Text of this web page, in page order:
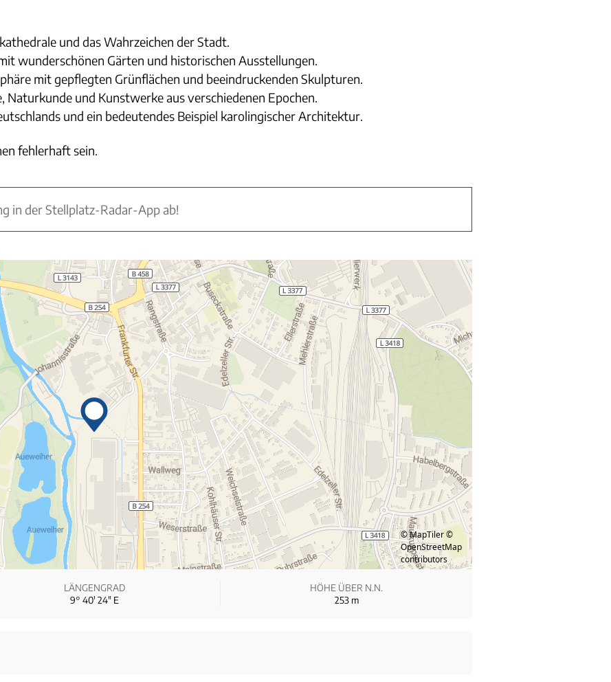
und das Wahrzeichen der Stadt.
wunderschönen Gärten und historischen Ausstellungen.
mit gepflegten Grünflächen und beeindruckenden Skulpturen.
Naturkunde und Kunstwerke aus verschiedenen Epochen.
und ein bedeutendes Beispiel karolingischer Architektur.
fehlerhaft sein.
in der Stellplatz-Radar-App ab!
© MapTiler ©
OpenStreetMap
contributors
LÄNGENGRAD
9° 40′ 24″ E
HÖHE ÜBER N.N.
253m